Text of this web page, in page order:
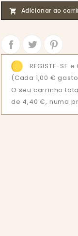
 Adicionar ao
REGISTE-SE
(Cada 1,00 €
O seu carrinho
de 4,40 €, numa